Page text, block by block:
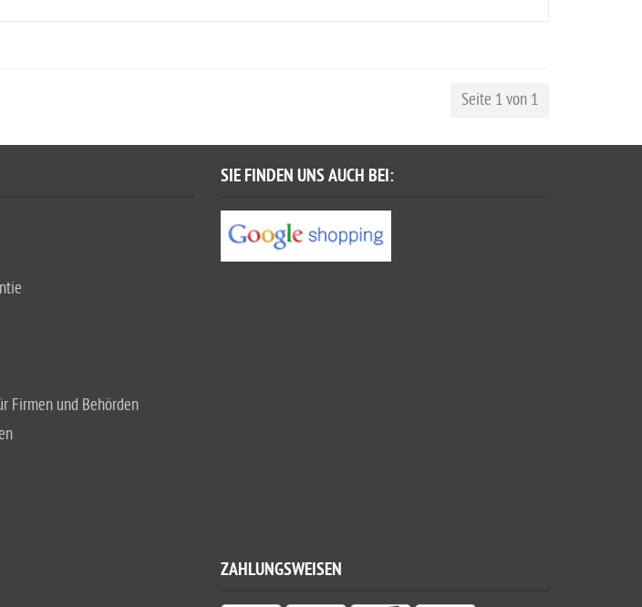
Seite 1 von 1
Firmen und Behörden
SIE FINDEN UNS AUCH BEI:
ZAHLUNGSWEISEN